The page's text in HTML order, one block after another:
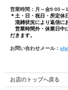
営業時間：月～金9:00～
＊土・日・祝日・所定休
混雑状況により返信に
営業時間外・休業日中
だきます。
お問い合わせメール：
お店のトップへ戻る